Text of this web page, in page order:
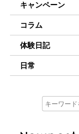
キャンペーン
コラム
体験日記
日常